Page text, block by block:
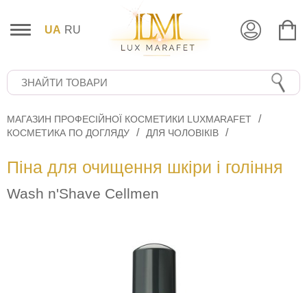
UA RU
МАГАЗИН ПРОФЕСІЙНОЇ КОСМЕТИКИ LUXMARAFET
КОСМЕТИКА ПО ДОГЛЯДУ
ДЛЯ ЧОЛОВІКІВ
Піна для очищення шкіри і гоління
Wash n'Shave Cellmen